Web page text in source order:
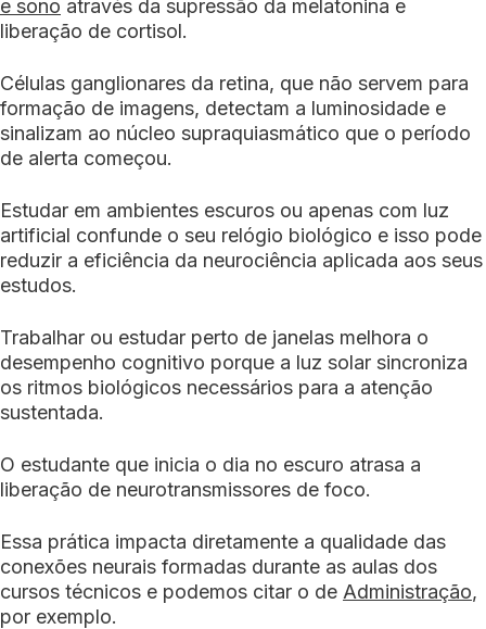
e sono através da supressão da melatonina e
liberação de cortisol.
Células ganglionares da retina, que não servem para
formação de imagens, detectam a luminosidade e
sinalizam ao núcleo supraquiasmático que o período
de alerta começou.
Estudar em ambientes escuros ou apenas com luz
artificial confunde o seu relógio biológico e isso pode
reduzir a eficiência da neurociência aplicada aos seus
estudos.
Trabalhar ou estudar perto de janelas melhora o
desempenho cognitivo porque a luz solar sincroniza
os ritmos biológicos necessários para a atenção
sustentada.
O estudante que inicia o dia no escuro atrasa a
liberação de neurotransmissores de foco.
Essa prática impacta diretamente a qualidade das
conexões neurais formadas durante as aulas dos
cursos técnicos e podemos citar o de Administração,
por exemplo.